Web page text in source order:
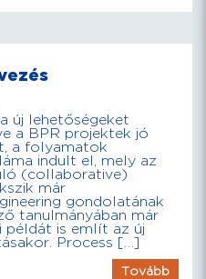
új lehetőségeket
a BPR projektek jó
a folyamatok
indult el, mely az
(collaborative)
már
gondolatának
tanulmányában már
példát is említ az új
Process […]
Tovább